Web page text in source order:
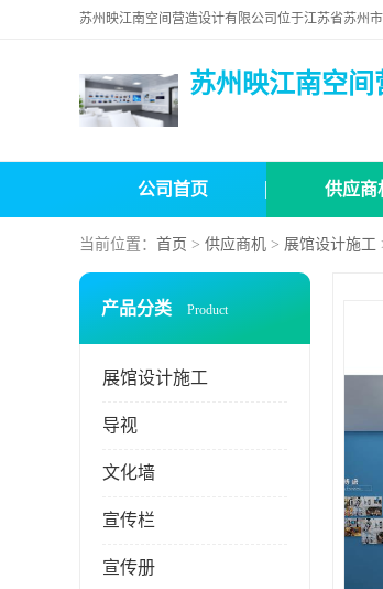
苏州映江南空间
公司首页 供应商
当前位置： 首页 > 供应商机 > 展馆设计施工
产品分类 Product
展馆设计施工
导视
文化墙
宣传栏
宣传册